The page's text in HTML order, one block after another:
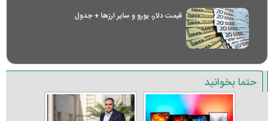
قیمت دلار، یورو و سایر ارز‌ها + جدول
حتما بخوانید